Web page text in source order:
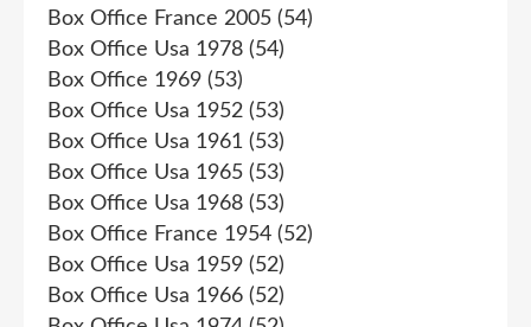
Box Office France 2005 (54)
Box Office Usa 1978 (54)
Box Office 1969 (53)
Box Office Usa 1952 (53)
Box Office Usa 1961 (53)
Box Office Usa 1965 (53)
Box Office Usa 1968 (53)
Box Office France 1954 (52)
Box Office Usa 1959 (52)
Box Office Usa 1966 (52)